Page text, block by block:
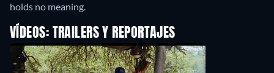
holds no meaning.
VÍDEOS: TRAILERS Y REPORTAJES